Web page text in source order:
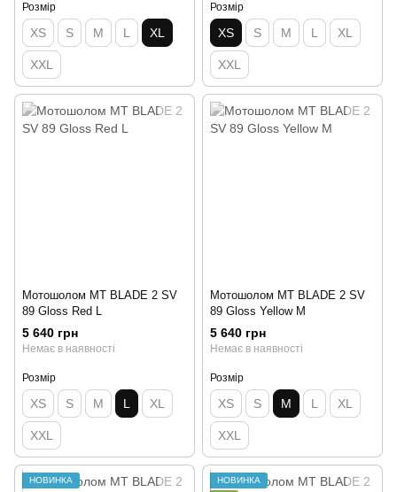
Розмір
XS S M L XL
XXL
Розмір
XS S M L XL
XXL
Мотошолом MT BLADE 2 SV
89 Gloss Red L
5 640 грн
Немає в наявності
Розмір
XS S M L XL
XXL
Мотошолом MT BLADE 2 SV
89 Gloss Yellow M
5 640 грн
Немає в наявності
Розмір
XS S M L XL
XXL
НОВИНКА
НОВИНКА